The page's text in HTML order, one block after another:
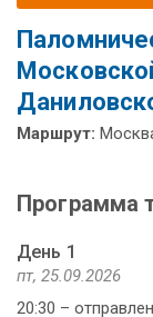
Маршрут:
Программа
День 1
пт, 25.09.2026
20:30 –